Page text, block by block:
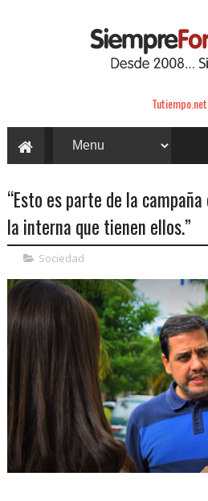
Tutiempo.net
“Esto es parte de la
la interna que tienen ellos.”
Sociedad